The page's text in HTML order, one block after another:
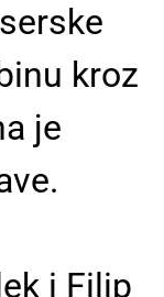
kroz
je
i Filip